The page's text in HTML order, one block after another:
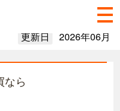
更新日 2026年06月
なら